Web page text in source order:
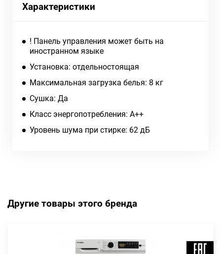
Характеристики
! Панель управления может быть на
иностранном языке
Установка: отдельностоящая
Максимальная загрузка белья: 8 кг
Сушка: Да
Класс энергопотребления: А++
Уровень шума при стирке: 62 дБ
Другие товары этого бренда